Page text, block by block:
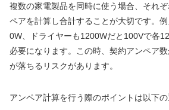
複数の家電製品を同時に使う場合、それ
ペアを計算し合計することが大切です。
0W、ドライヤーも1200Wだと100Vで各
必要になります。この時、契約アンペア
が落ちるリスクがあります。
アンペア計算を行う際のポイントは以下の